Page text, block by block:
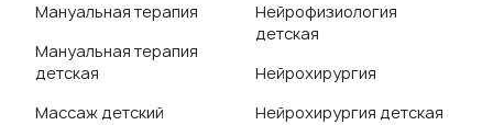
Мануальная терапия
Мануальная терапия
детская
Массаж детский
Нейрофизиология
детская
Нейрохирургия
Нейрохирургия детская